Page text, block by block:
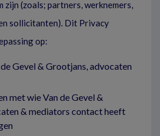
zijn (zoals; partners, werknemers,
sollicitanten). Dit Privacy
op:
Gevel & Grootjans, advocaten
met wie Van de Gevel &
& mediators contact heeft